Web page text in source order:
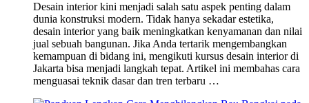
Desain interior kini menjadi salah satu aspek penting dalam
dunia konstruksi modern. Tidak hanya sekadar estetika,
desain interior yang baik meningkatkan kenyamanan dan nilai
jual sebuah bangunan. Jika Anda tertarik mengembangkan
kemampuan di bidang ini, mengikuti kursus desain interior di
Jakarta bisa menjadi langkah tepat. Artikel ini membahas cara
menguasai teknik dasar dan tren terbaru …